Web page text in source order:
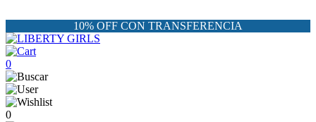
10% OFF CON TRANSFERENCIA
0
0